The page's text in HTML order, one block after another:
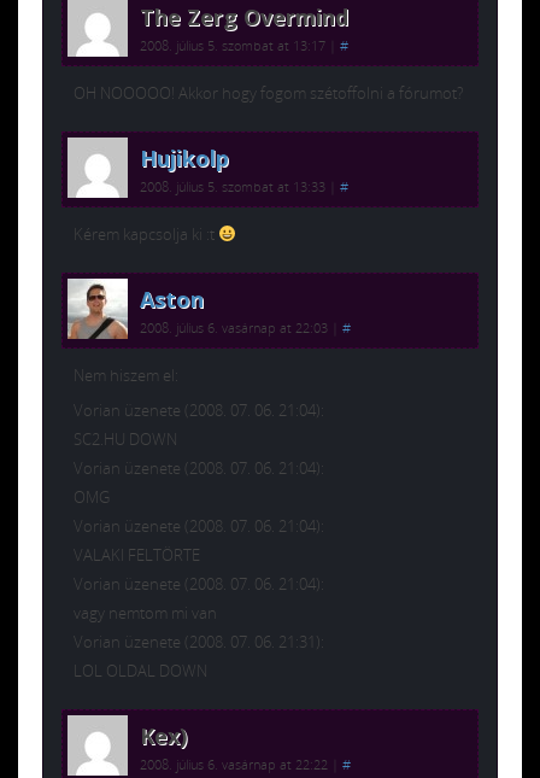
The Zerg Overmind
2008. július 5. szombat at 13:17 #
OH NOOOOO! Akkor hogy fogom szétoffolni a fórumot?
Hujikolp
2008. július 5. szombat at 13:33 #
Kérem kapcsolja ki :t
Aston
2008. július 6. vasárnap at 22:03 #
Nem hiszem el:
Vorian üzenete (2008. 07. 06. 21:04):
SC2.HU DOWN
Vorian üzenete (2008. 07. 06. 21:04):
OMG
Vorian üzenete (2008. 07. 06. 21:04):
VALAKI FELTÖRTE
Vorian üzenete (2008. 07. 06. 21:04):
vagy nemtom mi van
Vorian üzenete (2008. 07. 06. 21:31):
LOL OLDAL DOWN
Kex)
2008. július 6. vasárnap at 22:22 #